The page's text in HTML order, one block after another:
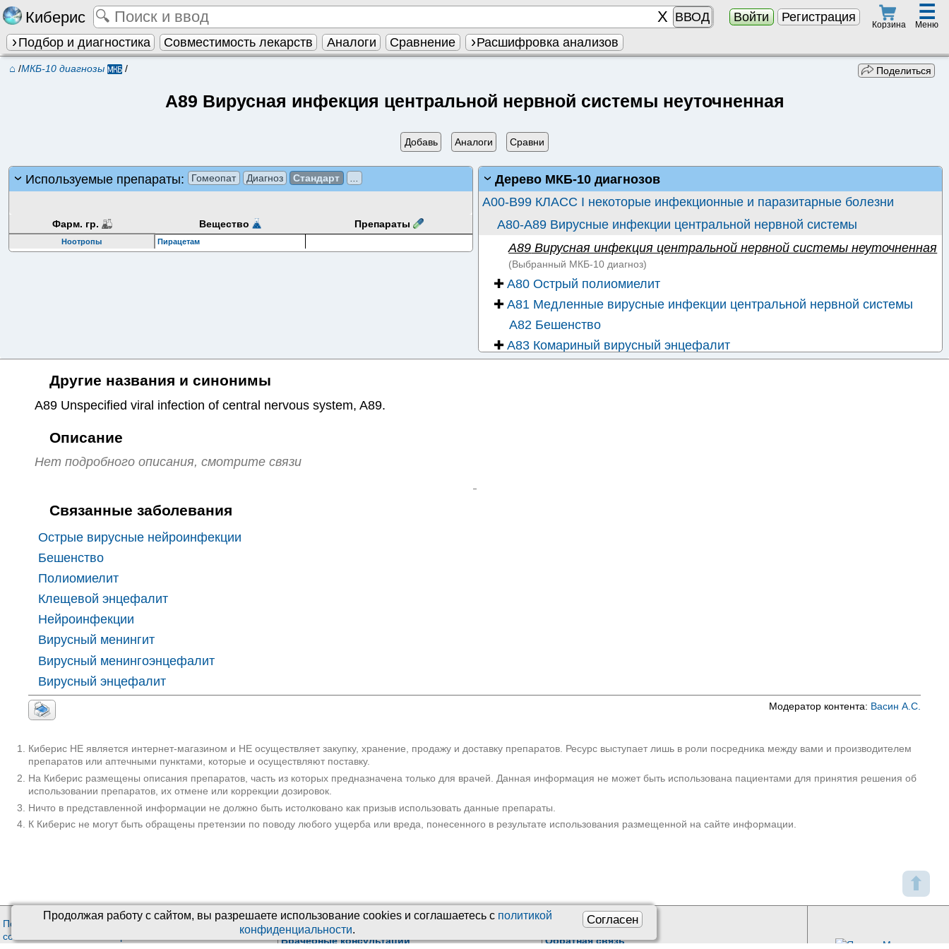
⬆
Киберис ВВОД Войти Регистрация
Корзина
☰
Меню
Подбор и диагностика Совместимость лекарств Аналоги Сравнение Расшифровка анализов
Согласен
Продолжая работу с сайтом, вы разрешаете использование сookies и соглашаетесь с политикой
конфиденциальности.
⌂ /МКБ-10 диагнозы / Поделиться
A89 Вирусная инфекция центральной нервной системы неуточненная
Добавь Аналоги Сравни
Используемые препараты: Гомеопат Диагноз Стандарт
Фарм. гр. Вещество Препараты
Ноотропы Пирацетам
Дерево МКБ-10 диагнозов
A00-B99 КЛАСС I некоторые инфекционные и паразитарные болезни
A80-A89 Вирусные инфекции центральной нервной системы
A89 Вирусная инфекция центральной нервной системы неуточненная
(Выбранный МКБ-10 диагноз)
✚ A80 Острый полиомиелит
✚ A81 Медленные вирусные инфекции центральной нервной системы
A82 Бешенство
✚ A83 Комариный вирусный энцефалит
Другие названия и синонимы
A89 Unspecified viral infection of central nervous system,A89.
Описание
Нет подробного описания, смотрите связи
Связанные заболевания
Острые вирусные нейроинфекции
Бешенство
Полиомиелит
Клещевой энцефалит
Нейроинфекции
Вирусный менингит
Вирусный менингоэнцефалит
Вирусный энцефалит
Модератор контента: Васин А.С.
Киберис НЕ является интернет-магазином и НЕ осуществляет закупку, хранение, продажу и доставку препаратов. Ресурс выступает лишь в роли посредника между вами и производителем
препаратов или аптечными пунктами, которые и осуществляют поставку.
На Киберис размещены описания препаратов, часть из которых предназначена только для врачей. Данная информация не может быть использована пациентами для принятия решения об
использовании препаратов, их отмене или коррекции дозировок.
Ничто в представленной информации не должно быть истолковано как призыв использовать данные препараты.
К Киберис не могут быть обращены претензии по поводу любого ущерба или вреда, понесенного в результате использования размещенной на сайте информации.
Пользовательское
соглашение
О проекте
Врачебные консультации
Техподдержка:
Обратная связь